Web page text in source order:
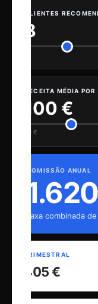
CLIENTES
8
RECEITA MÉDIA
100 €
50 €
COMISSÃO ANUAL
Taxa combinada
TRIMESTRAL
405 €